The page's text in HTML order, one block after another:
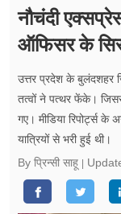
ePaper
वेब स्टोरीज
उत्तर प्रदेश
गैलरी
वीडियो
रिलेशनशिप
नौचंदी
ऑफिसर के
उत्तर प्रदेश के बुलंदशहर
तत्वों ने पत्थर फेंके।
गए। मीडिया रिपोर्ट्स के
यात्रियों से भरी हुई थी।
By प्रिन्सी साहू